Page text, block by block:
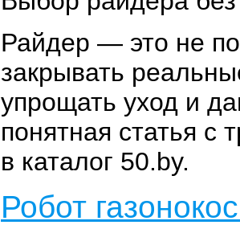
Райдер — это не
закрывать
упрощать уход и
понятная статья
в каталог 50.by.
Робот